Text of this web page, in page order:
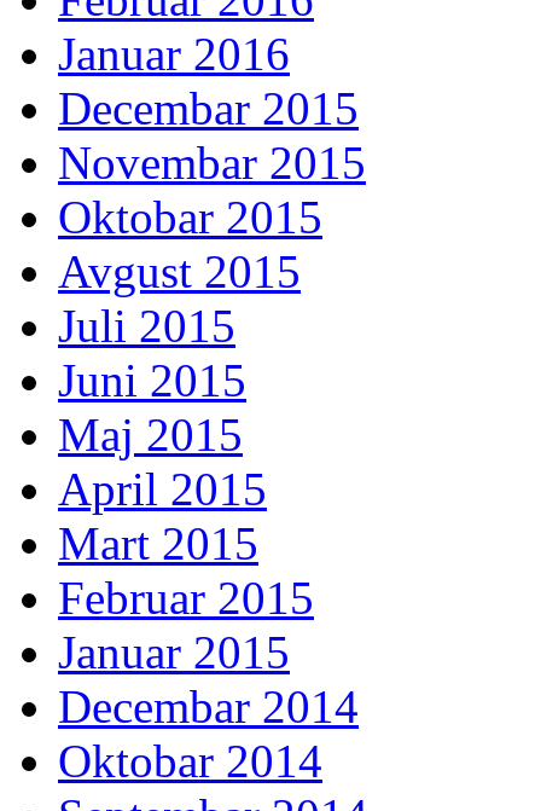
Januar 2016
Decembar 2015
Novembar 2015
Oktobar 2015
Avgust 2015
Juli 2015
Juni 2015
Maj 2015
April 2015
Mart 2015
Februar 2015
Januar 2015
Decembar 2014
Oktobar 2014